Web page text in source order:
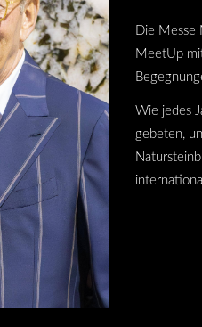
Die Messe
MeetUp
Wie jedes
gebeten,